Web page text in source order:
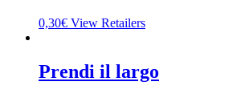
0,30€ View Retailers
Prendi il largo